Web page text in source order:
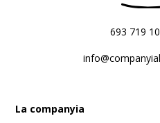
693 719
La companyia